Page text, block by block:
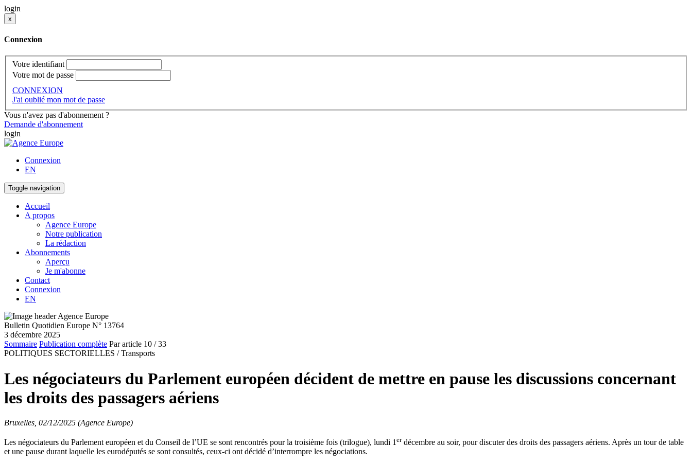
login
x
Connexion
Votre identifiant
Votre mot de passe
CONNEXION
J'ai oublié mon mot de passe
Vous n'avez pas d'abonnement ?
Demande d'abonnement
login
Connexion
EN
Toggle navigation
Accueil
A propos
Agence Europe
Notre publication
La rédaction
Abonnements
Aperçu
Je m'abonne
Contact
Connexion
EN
Bulletin Quotidien Europe N° 13764
3 décembre 2025
Sommaire Publication complète Par article 10 / 33
POLITIQUES SECTORIELLES / Transports
Les négociateurs du Parlement européen décident de mettre en pause les discussions concernant
les droits des passagers aériens
Bruxelles, 02/12/2025 (Agence Europe)
Les négociateurs du Parlement européen et du Conseil de l’UE se sont rencontrés pour la troisième fois (trilogue), lundi 1 erdécembre au soir, pour discuter des droits des passagers aériens. Après un tour de table
et une pause durant laquelle les eurodéputés se sont consultés, ceux-ci ont décidé d’interrompre les négociations.